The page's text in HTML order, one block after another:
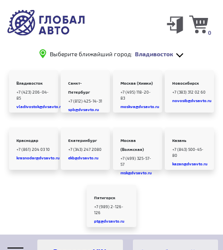
Выберите ближайший город: Владивосток
0
Владивосток
+7 (423) 206-04-
85
vladivostok@dvsavto.ru
Санкт-
Петербург
+7 (812) 425-14-31
spb@dvsavto.ru
Москва (Химки)
+7 (495) 118-20-
83
moskva@dvsavto.ru
Новосибирск
+7 (383) 312 02 60
novosib@dvsavto.ru
Краснодар
+7 (861) 204 03 10
krasnodar@dvsavto.ru
Екатеринбург
+7 (343) 247 2080
ekb@dvsavto.ru
Москва
(Волжская)
+7 (499) 325-57-
57
msk@dvsavto.ru
Казань
+7 (843) 500-45-
80
kazan@dvsavto.ru
Пятигорск
+7 (989) 2-126-
126
ptg@dvsavto.ru